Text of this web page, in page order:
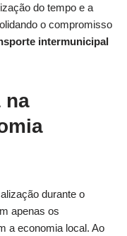
do tempo e a
o compromisso
intermunicipal
na
durante o
apenas os
a economia local. Ao